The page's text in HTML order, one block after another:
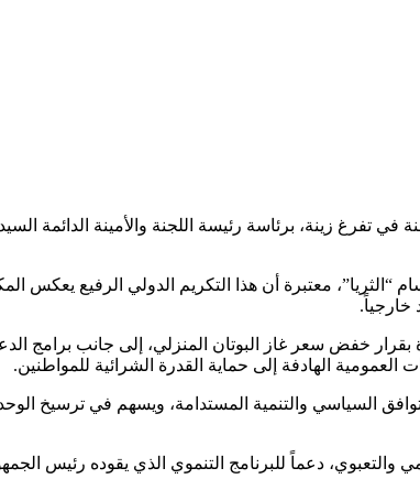
زينة، برئاسة رئيسة اللجنة والأمينة الدائمة
معتبرة أن هذا التكريم الدولي الرفيع يعكس
خارجياً.
خفض سعر غاز البوتان المنزلي، إلى جانب برامج
الهادفة إلى حماية القدرة الشرائية للمواطنين.
السياسي والتنمية المستدامة، ويسهم في ترسيخ
والتعبوي، دعماً للبرنامج التنموي الذي يقوده رئيس